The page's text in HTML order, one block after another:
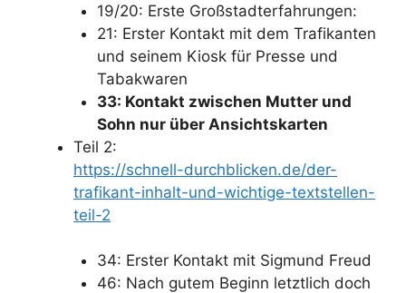
19/20: Erste Großstadterfahrungen:
21: Erster Kontakt mit dem Trafikanten
und seinem Kiosk für Presse und
Tabakwaren
33: Kontakt zwischen Mutter und
Sohn nur über Ansichtskarten
Teil 2:
https://schnell-durchblicken.de/der-
trafikant-inhalt-und-wichtige-textstellen-
teil-2
34: Erster Kontakt mit Sigmund Freud
46: Nach gutem Beginn letztlich doch